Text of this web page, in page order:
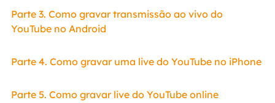
Parte 3. Como gravar transmissão ao vivo do
YouTube no Android
Parte 4. Como gravar uma live do YouTube no iPhone
Parte 5. Como gravar live do YouTube online